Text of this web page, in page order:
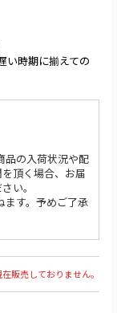
い時期に揃えての
品の入荷状況や配
頂く場合、お届
い。
す。予めご了承
販売しておりません。